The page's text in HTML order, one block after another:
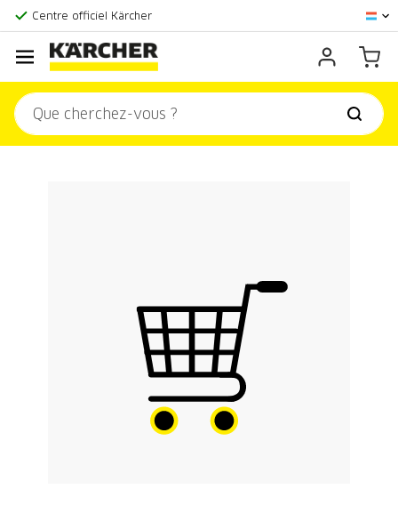
Centre officiel Kärcher
Score client:9,3/10